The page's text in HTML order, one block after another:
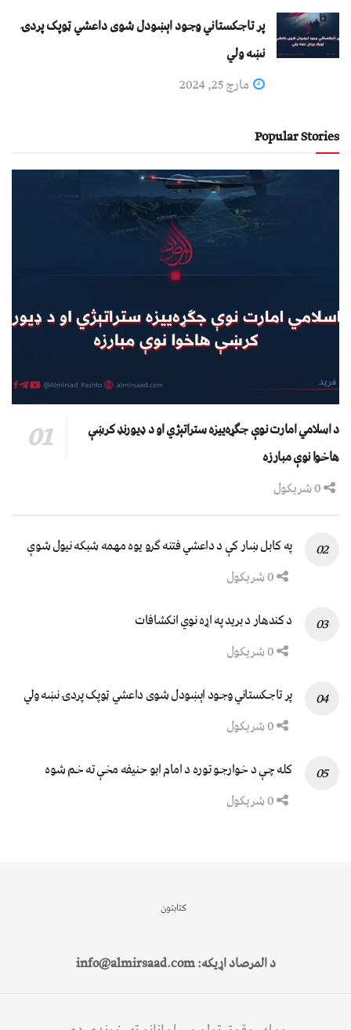
پر تاجکستاني وجود اېښودل شوی داعشي ټوپک پردۍ
نښه ولي
مارچ 25, 2024
Popular Stories
د اسلامي امارت نوې جګړه‌ییزه ستراتېژي او د ډیورنډ کرښې
هاخوا نوې مبارزه
په کابل ښار کې د داعشي فتنه ګرو يوه مهمه شبکه نيول شوې
د کندهار د برید په اړه نوي انکشافات
پر تاجکستاني وجود اېښودل شوی داعشي ټوپک پردۍ نښه ولي
کله چې د خوارجو توره د امام ابو حنیفه مخې ته خم شوه
کتابتون
د المرصاد اړیکه: info@almirsaad.com